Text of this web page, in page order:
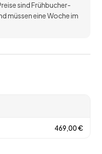
sind Frühbucher-
müssen eine Woche im
469,00€